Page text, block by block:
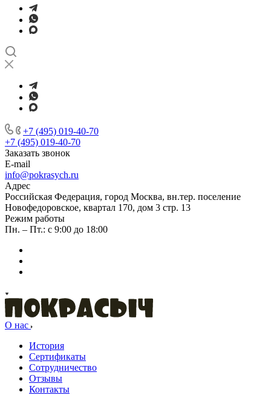
+7 (495) 019-40-70
+7 (495) 019-40-70
Заказать звонок
E-mail
info@pokrasych.ru
Адрес
Российская Федерация, город Москва, вн.тер. поселение
Новофедоровское, квартал 170, дом 3 стр. 13
Режим работы
Пн. – Пт.: с 9:00 до 18:00
О нас
История
Сертификаты
Сотрудничество
Отзывы
Контакты